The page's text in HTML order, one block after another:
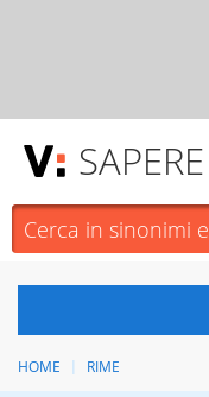
SAPERE
HOME RIME